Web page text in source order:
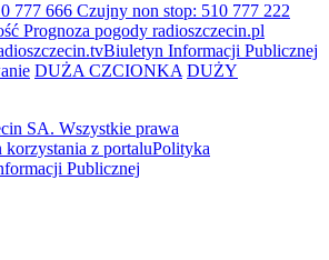
777 666 Czujny non stop: 510 777 222
Prognoza pogody radioszczecin.pl
Biuletyn Informacji Publicznej
DUŻA CZCIONKA DUŻY
SA. Wszystkie prawa
korzystania z portaluPolityka
Publicznej